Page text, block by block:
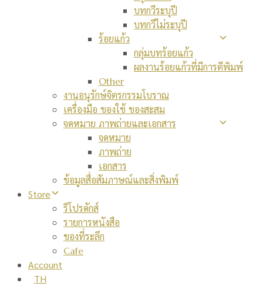
บทกวีระบุปี
บทกวีไม่ระบุปี
ร้อยแก้ว
กลุ่มบทร้อยแก้ว
ผลงานร้อยแก้วที่มีการตีพิมพ์
Other
งานอนุรักษ์จิตรกรรมโบราณ
เครื่องมือ ของใช้ ของสะสม
จดหมาย ภาพถ่ายและเอกสาร
จดหมาย
ภาพถ่าย
เอกสาร
ข้อมูลสื่อสัมภาษณ์และสิ่งพิมพ์
Store
รีโปรดักส์
รายการหนังสือ
ของที่ระลึก
Cafe
Account
TH